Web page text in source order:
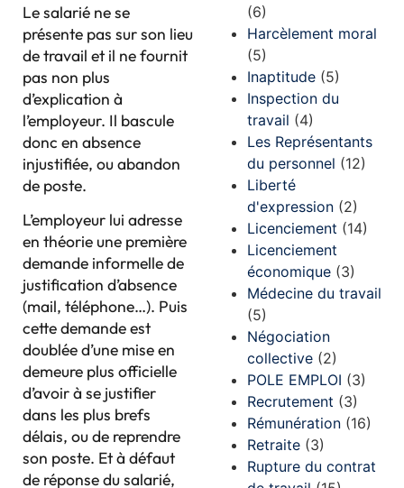
Le salarié ne se
présente pas sur son lieu
de travail et il ne fournit
pas non plus
d’explication à
l’employeur. Il bascule
donc en absence
injustifiée, ou abandon
de poste.
L’employeur lui adresse
en théorie une première
demande informelle de
justification d’absence
(mail, téléphone…). Puis
cette demande est
doublée d’une mise en
demeure plus officielle
d’avoir à se justifier
dans les plus brefs
délais, ou de reprendre
son poste. Et à défaut
de réponse du salarié,
(6)
Harcèlement moral
(5)
Inaptitude (5)
Inspection du
travail (4)
Les Représentants
du personnel (12)
Liberté
d'expression (2)
Licenciement (14)
Licenciement
économique (3)
Médecine du travail
(5)
Négociation
collective (2)
POLE EMPLOI (3)
Recrutement (3)
Rémunération (16)
Retraite (3)
Rupture du contrat